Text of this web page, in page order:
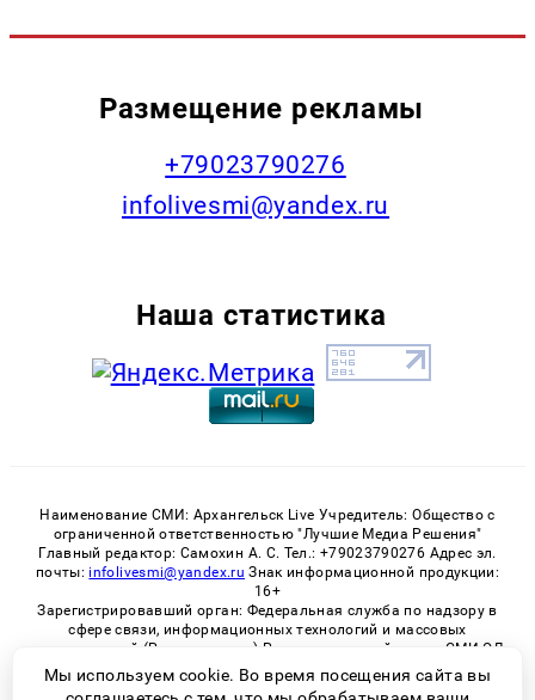
Размещение рекламы
+79023790276
infolivesmi@yandex.ru
Наша статистика
Наименование СМИ: Архангельск Live Учредитель: Общество с
ограниченной ответственностью "Лучшие Медиа Решения"
Главный редактор: Самохин А. С. Тел.: +79023790276 Адрес эл.
почты: infolivesmi@yandex.ru Знак информационной продукции:
16+
Зарегистрировавший орган: Федеральная служба по надзору в
сфере связи, информационных технологий и массовых
коммуникаций (Роскомнадзор) Регистрационный номер СМИ ЭЛ
№ ФС 77 - 82533 от 21.01.2022
Мы используем cookie. Во время посещения сайта вы